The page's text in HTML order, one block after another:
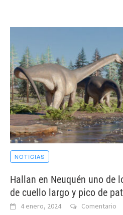
NOTICIAS
Hallan en Neuquén uno de
de cuello largo y pico de
4 enero, 2024 Comentario